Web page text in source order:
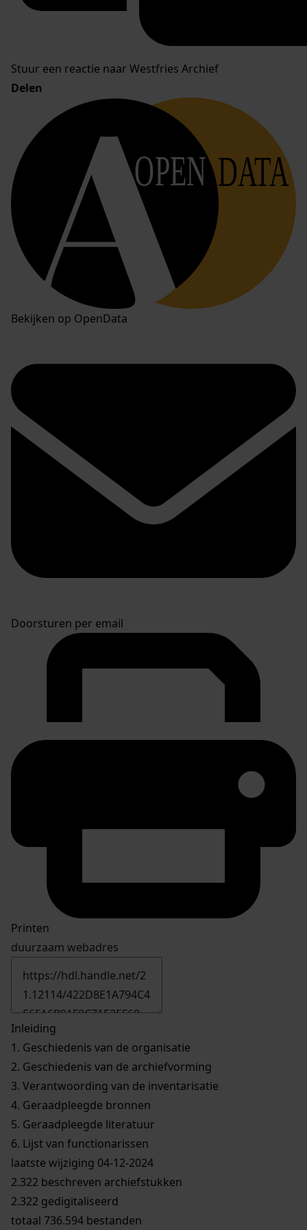
Stuur een reactie naar Westfries Archief
Delen
OPEN DATA
Bekijken op OpenData
Doorsturen per email
Printen
duurzaam webadres
Inleiding
1. Geschiedenis van de organisatie
2. Geschiedenis van de archiefvorming
3. Verantwoording van de inventarisatie
4. Geraadpleegde bronnen
5. Geraadpleegde literatuur
6. Lijst van functionarissen
laatste wijziging 04-12-2024
2.322 beschreven archiefstukken
2.322 gedigitaliseerd
totaal 736.594 bestanden